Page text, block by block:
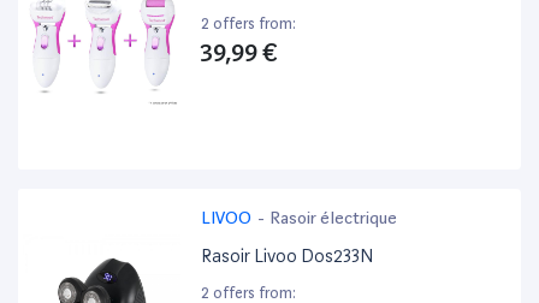
2 offers from:
39,99 €
LIVOO - Rasoir électrique
Rasoir Livoo Dos233N
2 offers from: